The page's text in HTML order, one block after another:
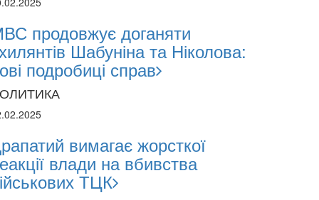
лякає громадян погіршенням
мобілізації поліціянтів на війну
продовжує доганяти
Шабуніна та Ніколова:
подробиці справ
вимагає жорсткої
влади на вбивства
ТЦК